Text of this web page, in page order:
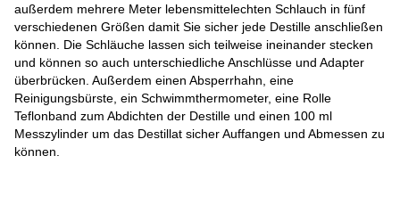
außerdem mehrere Meter lebensmittelechten Schlauch in fünf
verschiedenen Größen damit Sie sicher jede Destille anschließen
können. Die Schläuche lassen sich teilweise ineinander stecken
und können so auch unterschiedliche Anschlüsse und Adapter
überbrücken. Außerdem einen Absperrhahn, eine
Reinigungsbürste, ein Schwimmthermometer, eine Rolle
Teflonband zum Abdichten der Destille und einen 100 ml
Messzylinder um das Destillat sicher Auffangen und Abmessen zu
können.